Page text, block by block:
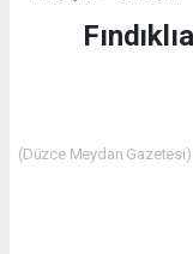
(Düzce Meydan